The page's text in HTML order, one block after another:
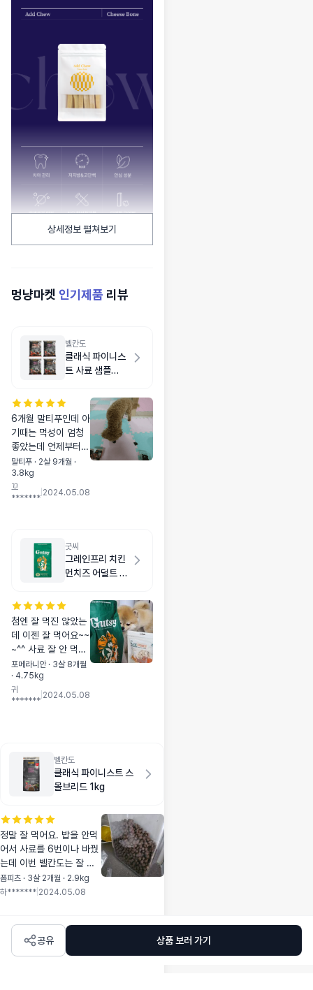
상세정보 펼쳐보기
멍냥마켓 인기제품 리뷰
벨칸도
클래식 파이니스
트 사료 샘플
6개월 말티푸인데 아
기때는 먹성이 엄청
좋았는데 언제부터인
가 사료를 가리기 시
작하더니 먹는둥 마
는둥 하더라구요. 로
싶더니 전부 남기
고... 그레인프리 연
어랑 파이니스트 크
여봤는데 크록은 조
금 먹다 남기고 연어
는 폭풍 흡입합니다.
사진 왼쪽이 그레인
프리 연어 오른쪽이
기존에 먹던 사료에
요. 원래 먹던 사료쪽
으로는 고개도 안돌
말티푸 · 2살 9개월 ·
3.8kg
꼬
*******
2024.05.08
굿씨
그레인프리 치킨
먼치즈 어덜트 스
첨엔 잘 먹진 않았는
데 이젠 잘 먹어요~~
~^^ 사료 잘 안 먹을
땐 애가 탔는데 이젠
그릇 싹싹 핱아 먹어
요~~~^^ 몸무게도
포메라니안 · 3살 8개월
· 4.75kg
귀
*******
2024.05.08
벨칸도
클래식 파이니스트 스
몰브리드 1kg
정말 잘 먹어요. 밥을 안먹
어서 사료를 6번이나 바꿨
는데 이번 벨칸도는 잘 먹
어서 너무 기분이 좋습니
다. 성분도 믿을만하고 무
폼피츠 · 3살 2개월 · 2.9kg
하******* 2024.05.08
공유 상품 보러 가기